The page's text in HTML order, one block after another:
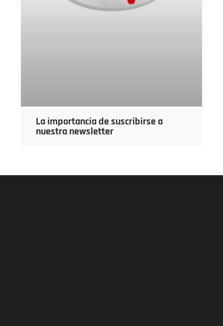
La importancia de suscribirse a
nuestra newsletter